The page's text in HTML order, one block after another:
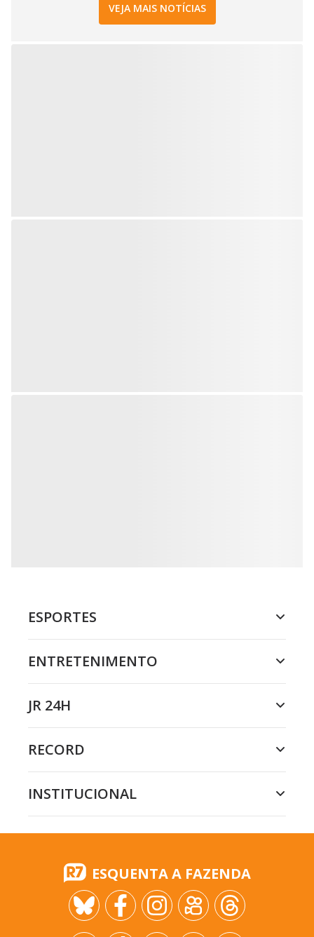
VEJA MAIS NOTÍCIAS
ESPORTES
ENTRETENIMENTO
JR 24H
RECORD
INSTITUCIONAL
ESQUENTA A FAZENDA